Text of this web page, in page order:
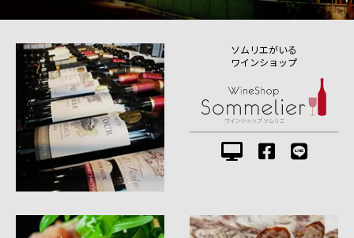
ソムリエがいる
ワインショップ